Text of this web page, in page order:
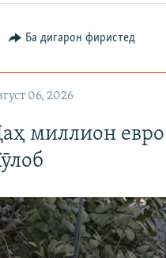
Ба дигарон фиристед
06, 2026
миллион